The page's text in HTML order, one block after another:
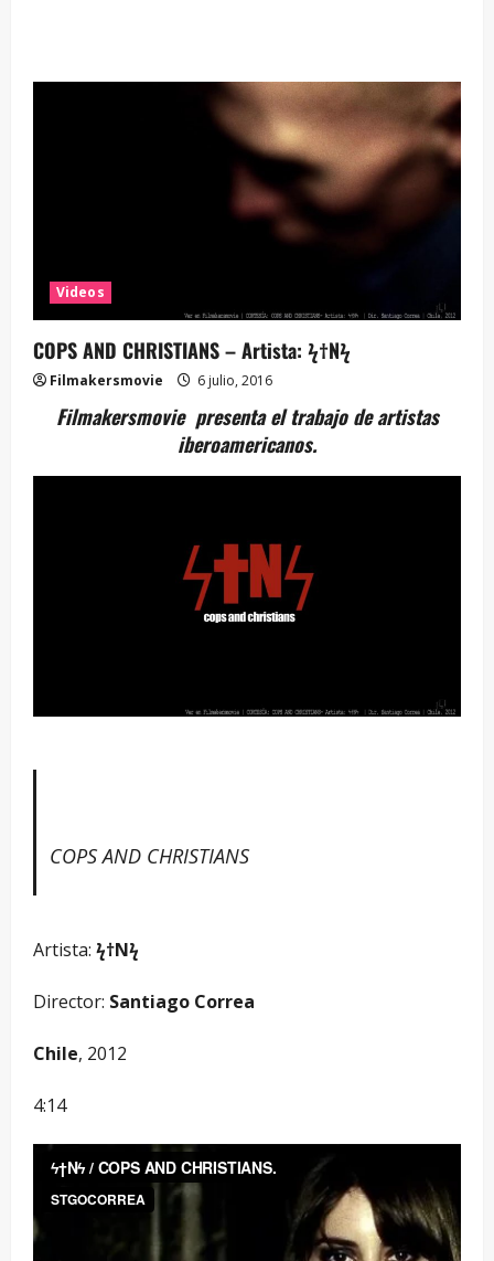
Videos
COPS AND CHRISTIANS – Artista: ϟ†Nϟ
Filmakersmovie 6 julio, 2016
Filmakersmovie presenta el trabajo de artistas
iberoamericanos.
COPS AND CHRISTIANS
Artista: ϟ†Nϟ
Director: Santiago Correa
Chile, 2012
4:14